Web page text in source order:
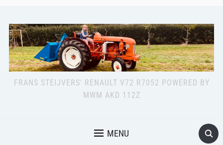
FRANS STEIJVERS' RENAULT V72 R7052 POWERED BY
MWM AKD 112Z
MENU